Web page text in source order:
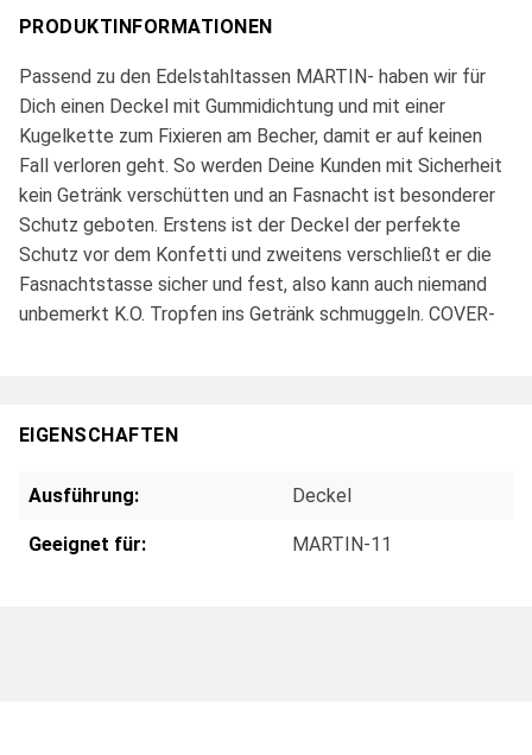
PRODUKTINFORMATIONEN
Passend zu den Edelstahltassen MARTIN- haben wir für
Dich einen Deckel mit Gummidichtung und mit einer
Kugelkette zum Fixieren am Becher, damit er auf keinen
Fall verloren geht. So werden Deine Kunden mit Sicherheit
kein Getränk verschütten und an Fasnacht ist besonderer
Schutz geboten. Erstens ist der Deckel der perfekte
Schutz vor dem Konfetti und zweitens verschließt er die
Fasnachtstasse sicher und fest, also kann auch niemand
unbemerkt K.O. Tropfen ins Getränk schmuggeln. COVER-
EIGENSCHAFTEN
Ausführung: Deckel
Geeignet für: MARTIN-11